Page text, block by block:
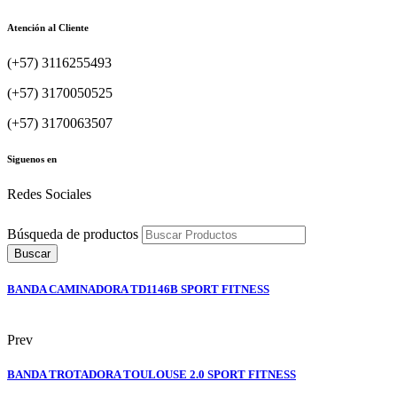
Atención al Cliente
(+57) 3116255493
(+57) 3170050525
(+57) 3170063507
Siguenos en
Redes Sociales
Búsqueda de productos
Buscar
BANDA CAMINADORA TD1146B SPORT FITNESS
Prev
BANDA TROTADORA TOULOUSE 2.0 SPORT FITNESS